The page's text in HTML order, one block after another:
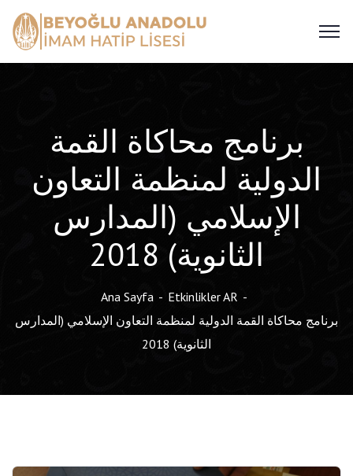
برنامج محاكاة القمة
الدولية لمنظمة التعاون
الإسلامي (المدارس
الثانوية) 2018
Ana Sayfa
Etkinlikler AR
برنامج محاكاة القمة الدولية لمنظمة التعاون الإسلامي (المدارس
الثانوية) 2018